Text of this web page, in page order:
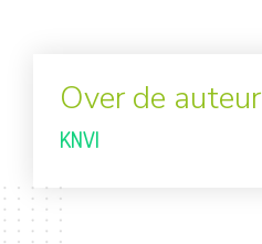
Over de auteur
KNVI